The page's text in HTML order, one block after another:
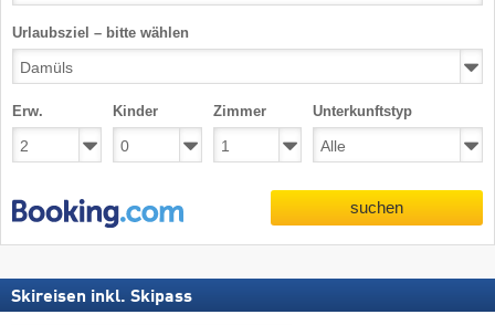
Urlaubsziel – bitte wählen
Erw. Kinder Zimmer Unterkunftstyp
suchen
Skireisen inkl. Skipass